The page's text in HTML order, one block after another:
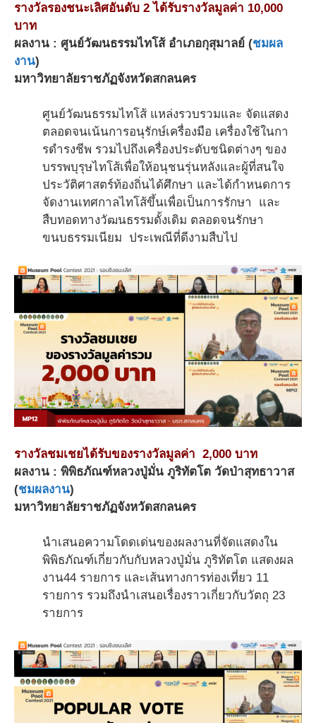
รางวัลรองชนะเลิศอันดับ 2 ได้รับรางวัลมูลค่า 10,000
บาท
ผลงาน : ศูนย์วัฒนธรรมไทโส้ อำเภอกุสุมาลย์ (ชมผล
งาน)
มหาวิทยาลัยราชภัฏจังหวัดสกลนคร
ศูนย์วัฒนธรรมไทโส้ แหล่งรวบรวมและ จัดแสดง
ตลอดจนเน้นการอนุรักษ์เครื่องมือ เครื่องใช้ในกา
รดํารงชีพ รวมไปถึงเครื่องประดับชนิดต่างๆ ของ
บรรพบุรุษไทโส้เพื่อให้อนุชนรุ่นหลังและผู้ที่สนใจ
ประวัติศาสตร์ท้องถิ่นได้ศึกษา และได้กําหนดการ
จัดงานเทศกาลไทโส้ขึ้นเพื่อเป็นการรักษา และ
สืบทอดทางวัฒนธรรมดั้งเดิม ตลอดจนรักษา
ขนบธรรมเนียม ประเพณีที่ดีงามสืบไป
รางวัลชมเชยได้รับของรางวัลมูลค่า 2,000 บาท
ผลงาน : พิพิธภัณฑ์หลวงปู่มั่น ภูริทัตโต วัดป่าสุทธาวาส
(ชมผลงาน)
มหาวิทยาลัยราชภัฏจังหวัดสกลนคร
นำเสนอความโดดเด่นของผลงานที่จัดแสดงใน
พิพิธภัณฑ์เกี่ยวกับกับหลวงปู่มั่น ภูริทัตโต แสดงผล
งาน44 รายการ และเส้นทางการท่องเที่ยว 11
รายการ รวมถึงนำเสนอเรื่องราวเกี่ยวกับวัตถุ 23
รายการ